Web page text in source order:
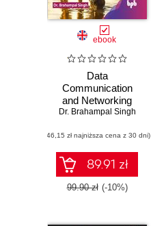
ebook
Data
Communication
and Networking
Dr. Brahampal Singh
(46,15 zł najniższa cena z 30 dni)
89.91 zł
99.90 zł (-10%)